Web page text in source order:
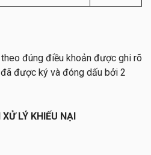
đúng điều khoản được ghi rõ
được ký và đóng dấu bởi 2
LÝ KHIẾU NẠI